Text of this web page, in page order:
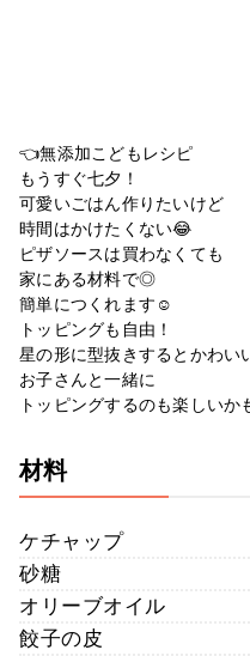
👈無添加こどもレシピ
もうすぐ七夕！
可愛いごはん作りたいけど
時間はかけたくない😂
ピザソースは買わなくても
家にある材料で◎
簡単につくれます☺
トッピングも自由！
星の形に型抜きするとかわい
お子さんと一緒に
トッピングするのも楽しいか
材料
ケチャップ
砂糖
オリーブオイル
餃子の皮